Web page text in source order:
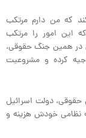
که من دارم مرتکب
این امور را مرتکب
در همین جنگ حقوقی،
کرده و مشروعیت
حقوقی، دولت اسرائیل
نظامی خودش هزینه و